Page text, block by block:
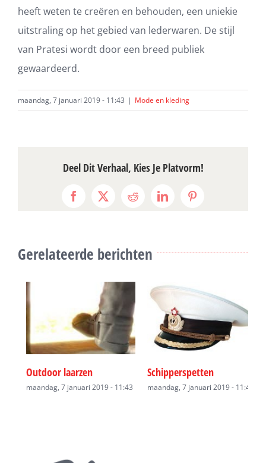
heeft weten te creëren en behouden, een uniekie
uitstraling op het gebied van lederwaren. De stijl
van Pratesi wordt door een breed publiek
gewaardeerd.
maandag, 7 januari 2019 - 11:43 | Mode en kleding
Deel Dit Verhaal, Kies Je Platvorm!
Facebook
X RedditLinkedInPinterest
Gerelateerde berichten
Outdoor laarzen
maandag, 7 januari 2019 - 11:43
Schipperspetten
maandag, 7 januari 2019 - 11:43